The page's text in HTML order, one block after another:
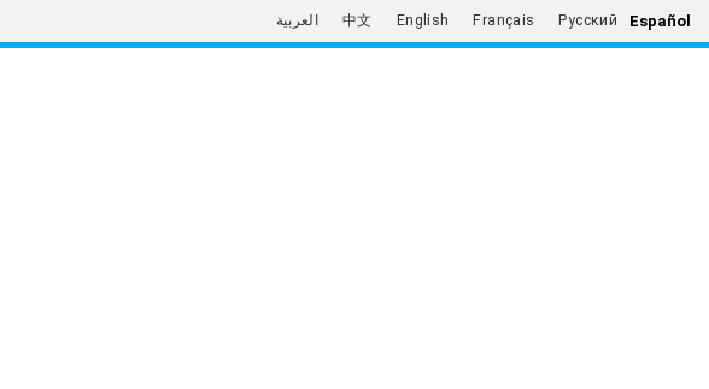
العربية 中文 English Français Русский Español